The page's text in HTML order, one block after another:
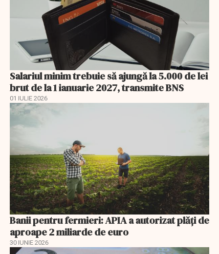
Salariul minim trebuie să ajungă la 5.000 de lei
brut de la 1 ianuarie 2027, transmite BNS
01 IULIE 2026
Banii pentru fermieri: APIA a autorizat plăți de
aproape 2 miliarde de euro
30 IUNIE 2026